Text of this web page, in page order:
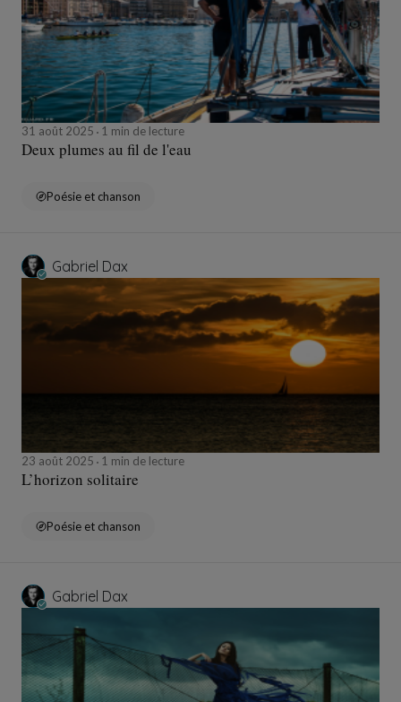
31 août 2025 1 min de lecture
Deux plumes au fil de l'eau
Poésie et chanson
Gabriel Dax
23 août 2025 1 min de lecture
L’horizon solitaire
Poésie et chanson
Gabriel Dax